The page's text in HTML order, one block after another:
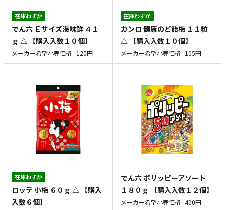
在庫わずか
でん六 Ｅサイズ海味鮮 ４１
ｇ △ 【購入入数１０個】
メーカー希望小売価格 120円
在庫わずか
カンロ 健康のど飴梅 １１粒
△ 【購入入数１０個】
メーカー希望小売価格 105円
在庫わずか
ロッテ 小梅 ６０ｇ △ 【購入
入数６個】
でん六 ポリッピーアソート
１８０ｇ 【購入入数１２個】
メーカー希望小売価格 400円